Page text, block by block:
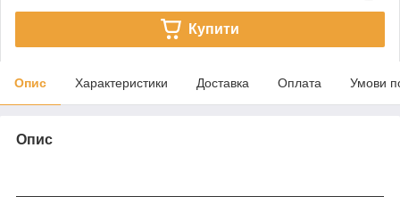
Купити
Опис Характеристики Доставка Оплата Умови
Опис